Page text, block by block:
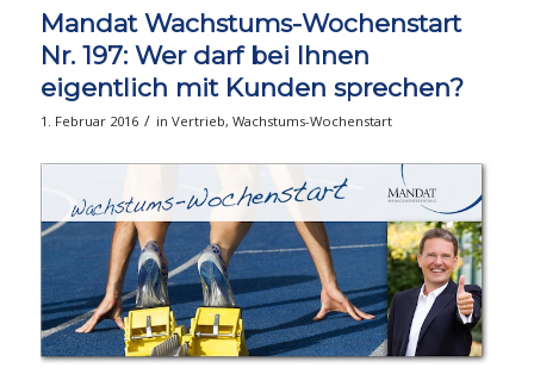
Mandat Wachstums-Wochenstart
Nr. 197: Wer darf bei Ihnen
eigentlich mit Kunden sprechen?
1. Februar 2016 / in Vertrieb, Wachstums-Wochenstart